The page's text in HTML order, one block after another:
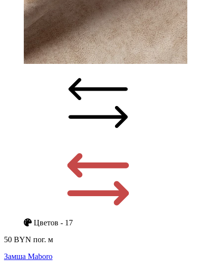
Цветов - 17
50 BYN пог. м
Замша Maboro